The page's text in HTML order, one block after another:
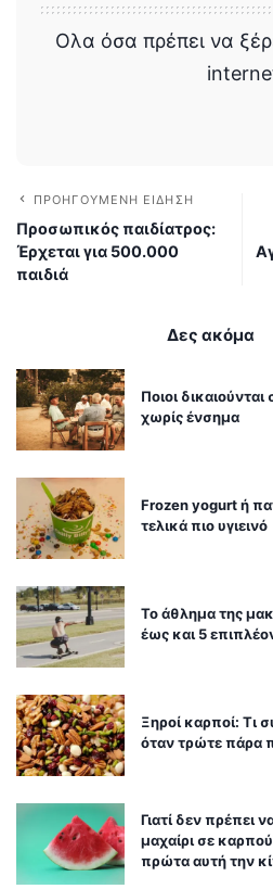
Ολα όσα πρέπει να
ΠΡΟΗΓΟΎΜΕΝΗ ΕΊΔΗΣΗ
Προσωπικός παιδίατρος:
Έρχεται για 500.000
παιδιά
Δες ακόμα
Ποιοι
χωρίς ένσημα
Frozen yogurt ή
τελικά πιο υγιεινό
Το άθλημα της
έως και 5
Ξηροί καρποί: Τι
όταν τρώτε πάρα
Γιατί δεν πρέπει
μαχαίρι σε
πρώτα αυτή την